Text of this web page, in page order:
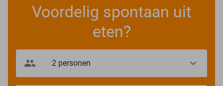
Voordelig spontaan uit
eten?